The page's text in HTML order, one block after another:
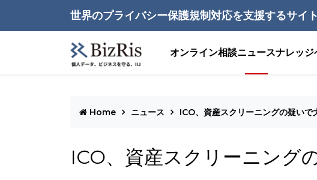
世界のプライバシー保護規制対応を支援するサイト
オンライン相談ニュースナレッジ
Home ニュース ICO、資産スクリーニングの疑いで
ICO、資産スクリーニング